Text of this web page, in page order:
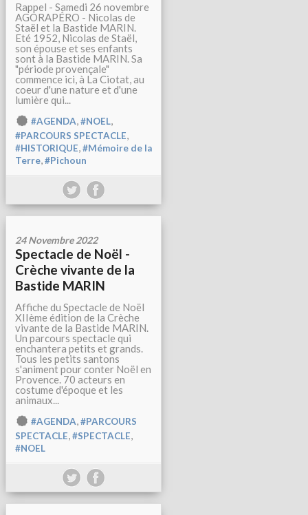
Rappel - Samedi 26 novembre
AGORAPÉRO - Nicolas de
Staël et la Bastide MARIN.
Eté 1952, Nicolas de Staël,
son épouse et ses enfants
sont à la Bastide MARIN. Sa
"période provençale"
commence ici, à La Ciotat, au
coeur d'une nature et d'une
lumière qui...
#AGENDA,#NOEL,
#PARCOURS SPECTACLE,
#HISTORIQUE,#Mémoire de la
Terre,#Pichoun
24 Novembre 2022
Spectacle de Noël -
Crèche vivante de la
Bastide MARIN
Affiche du Spectacle de Noël
XIIème édition de la Crèche
vivante de la Bastide MARIN.
Un parcours spectacle qui
enchantera petits et grands.
Tous les petits santons
s'animent pour conter Noël en
Provence. 70 acteurs en
costume d'époque et les
animaux...
#AGENDA,#PARCOURS
SPECTACLE,#SPECTACLE,
#NOEL